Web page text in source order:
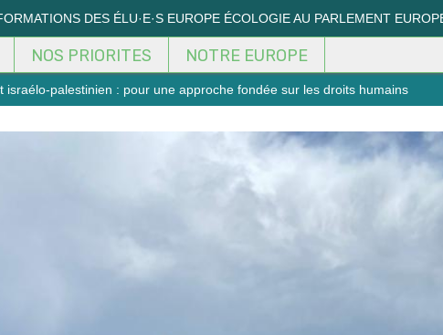
DES ÉLU·E·S EUROPE ÉCOLOGIE AU PARLEMENT
NOS PRIORITES NOTRE EUROPE
israélo-palestinien : pour une approche fondée sur les droits humains